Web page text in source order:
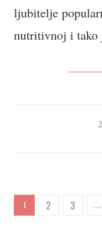
ljubitelje
nutritivnoj i tako
1 2 3 …